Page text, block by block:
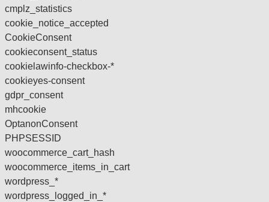
cmplz_statistics
cookie_notice_accepted
CookieConsent
cookieconsent_status
cookielawinfo-checkbox-*
cookieyes-consent
gdpr_consent
mhcookie
OptanonConsent
PHPSESSID
woocommerce_cart_hash
woocommerce_items_in_cart
wordpress_*
wordpress_logged_in_*